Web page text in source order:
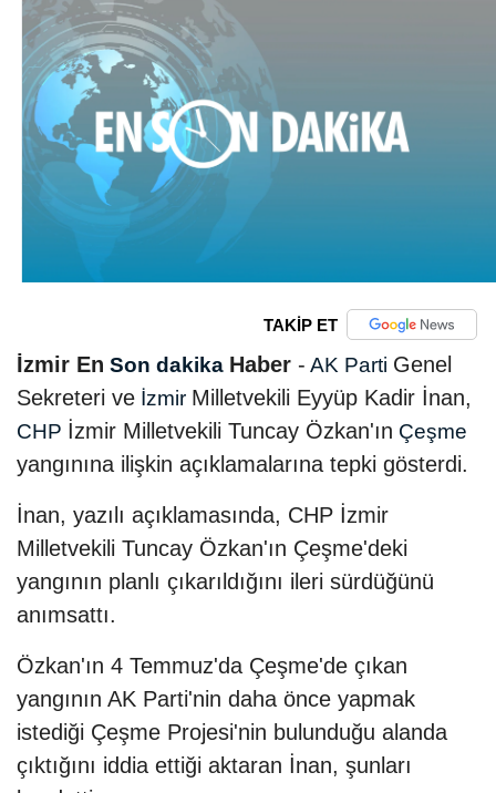
TAKİP ET
İzmir En Son dakika Haber - AK Parti Genel
Sekreteri ve İzmir Milletvekili Eyyüp Kadir İnan,
CHP İzmir Milletvekili Tuncay Özkan'ın Çeşme
yangınına ilişkin açıklamalarına tepki gösterdi.
İnan, yazılı açıklamasında, CHP İzmir
Milletvekili Tuncay Özkan'ın Çeşme'deki
yangının planlı çıkarıldığını ileri sürdüğünü
anımsattı.
Özkan'ın 4 Temmuz'da Çeşme'de çıkan
yangının AK Parti'nin daha önce yapmak
istediği Çeşme Projesi'nin bulunduğu alanda
çıktığını iddia ettiği aktaran İnan, şunları